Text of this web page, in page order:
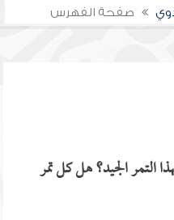
صفحة الفهرس
التمر الجيد؟ هل كل تمر